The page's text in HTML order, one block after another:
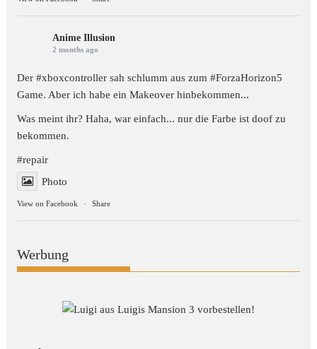
Anime Illusion
2 months ago
Der #xboxcontroller sah schlumm aus zum#ForzaHorizon5
Game. Aber ich habe ein Makeover hinbekommen...
Was meint ihr? Haha, war einfach... nur die Farbe ist doof zu
bekommen.
#repair
Photo
View on Facebook · Share
Werbung